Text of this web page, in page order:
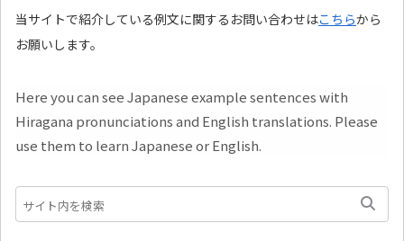
当サイトで紹介している例文に関するお問い合わせはこちらから
お願いします。
Here you can see Japanese example sentences with
Hiragana pronunciations and English translations. Please
use them to learn Japanese or English.